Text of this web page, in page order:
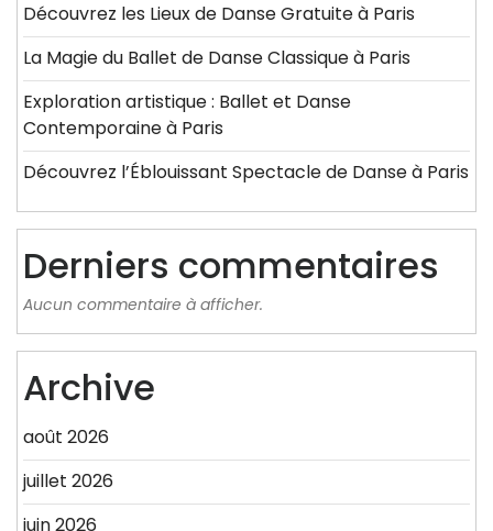
Découvrez les Lieux de Danse Gratuite à Paris
La Magie du Ballet de Danse Classique à Paris
Exploration artistique : Ballet et Danse
Contemporaine à Paris
Découvrez l’Éblouissant Spectacle de Danse à Paris
Derniers commentaires
Aucun commentaire à afficher.
Archive
août 2026
juillet 2026
juin 2026